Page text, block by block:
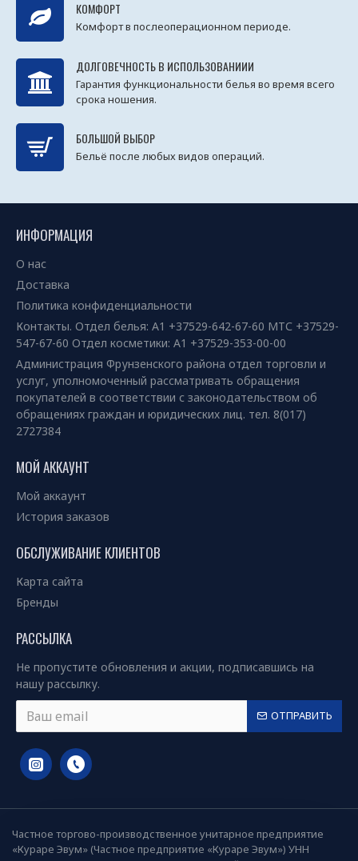
КОМФОРТ
Комфорт в послеоперационном периоде.
ДОЛГОВЕЧНОСТЬ В ИСПОЛЬЗОВАНИИИ
Гарантия функциональности белья во время всего
срока ношения.
БОЛЬШОЙ ВЫБОР
Бельё после любых видов операций.
ИНФОРМАЦИЯ
О нас
Доставка
Политика конфиденциальности
Контакты. Отдел белья: А1 +37529-642-67-60 МТС +37529-
547-67-60 Отдел косметики: А1 +37529-353-00-00
Администрация Фрунзенского района отдел торговли и
услуг, уполномоченный рассматривать обращения
покупателей в соответствии с законодательством об
обращениях граждан и юридических лиц. тел. 8(017)
2727384
МОЙ АККАУНТ
Мой аккаунт
История заказов
ОБСЛУЖИВАНИЕ КЛИЕНТОВ
Карта сайта
Бренды
РАССЫЛКА
Не пропустите обновления и акции, подписавшись на
нашу рассылку.
ОТПРАВИТЬ
Частное торгово-производственное унитарное предприятие
«Кураре Эвум» (Частное предприятие «Кураре Эвум») УНН